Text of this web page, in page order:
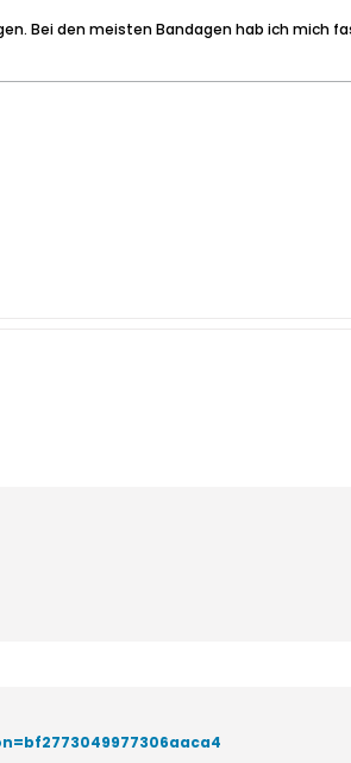
Bei den meisten Bandagen hab ich mich